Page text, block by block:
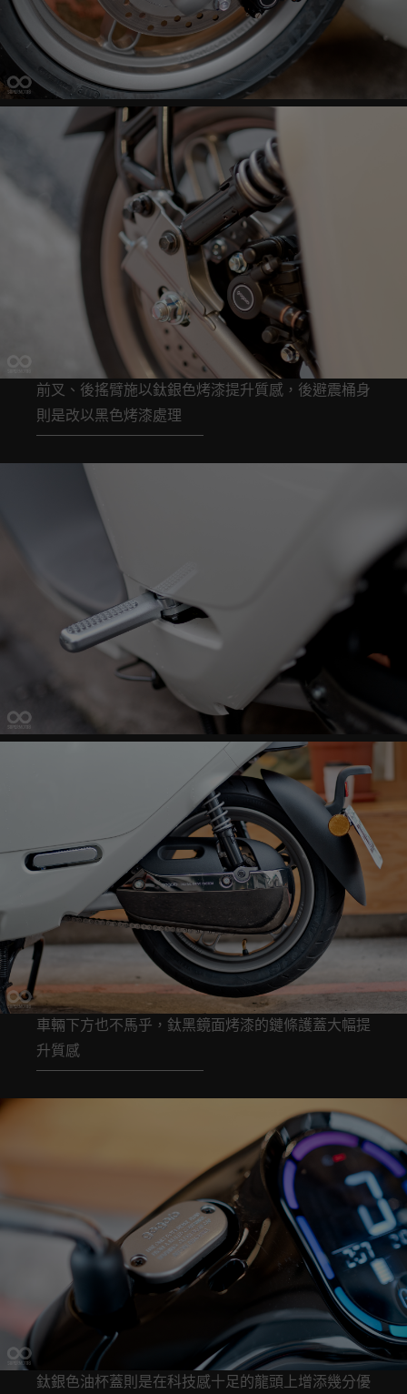
前叉、後搖臂施以鈦銀色烤漆提升質感，後避震桶身
則是改以黑色烤漆處理
車輛下方也不馬乎，鈦黑鏡面烤漆的鏈條護蓋大幅提
升質感
鈦銀色油杯蓋則是在科技感十足的龍頭上增添幾分優